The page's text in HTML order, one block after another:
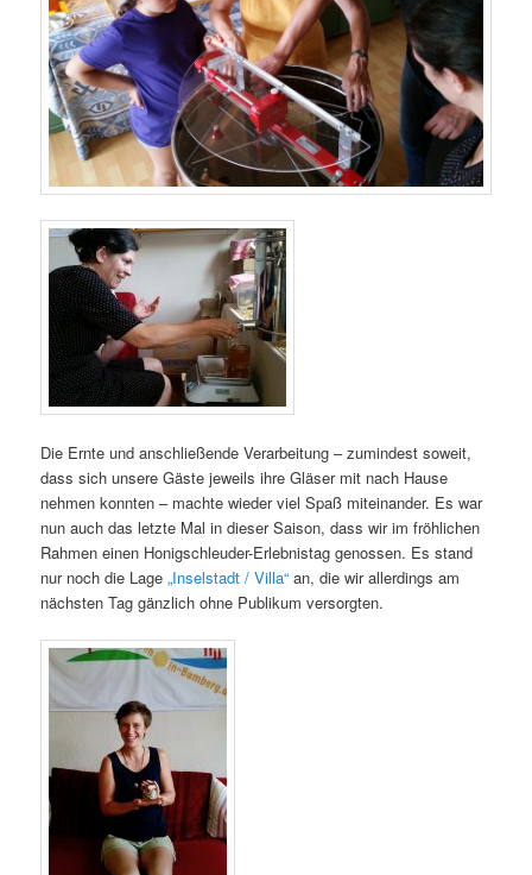
Die Ernte und anschließende Verarbeitung – zumindest soweit,
dass sich unsere Gäste jeweils ihre Gläser mit nach Hause
nehmen konnten – machte wieder viel Spaß miteinander. Es war
nun auch das letzte Mal in dieser Saison, dass wir im fröhlichen
Rahmen einen Honigschleuder-Erlebnistag genossen. Es stand
nur noch die Lage„Inselstadt / Villa“ an, die wir allerdings am
nächsten Tag gänzlich ohne Publikum versorgten.